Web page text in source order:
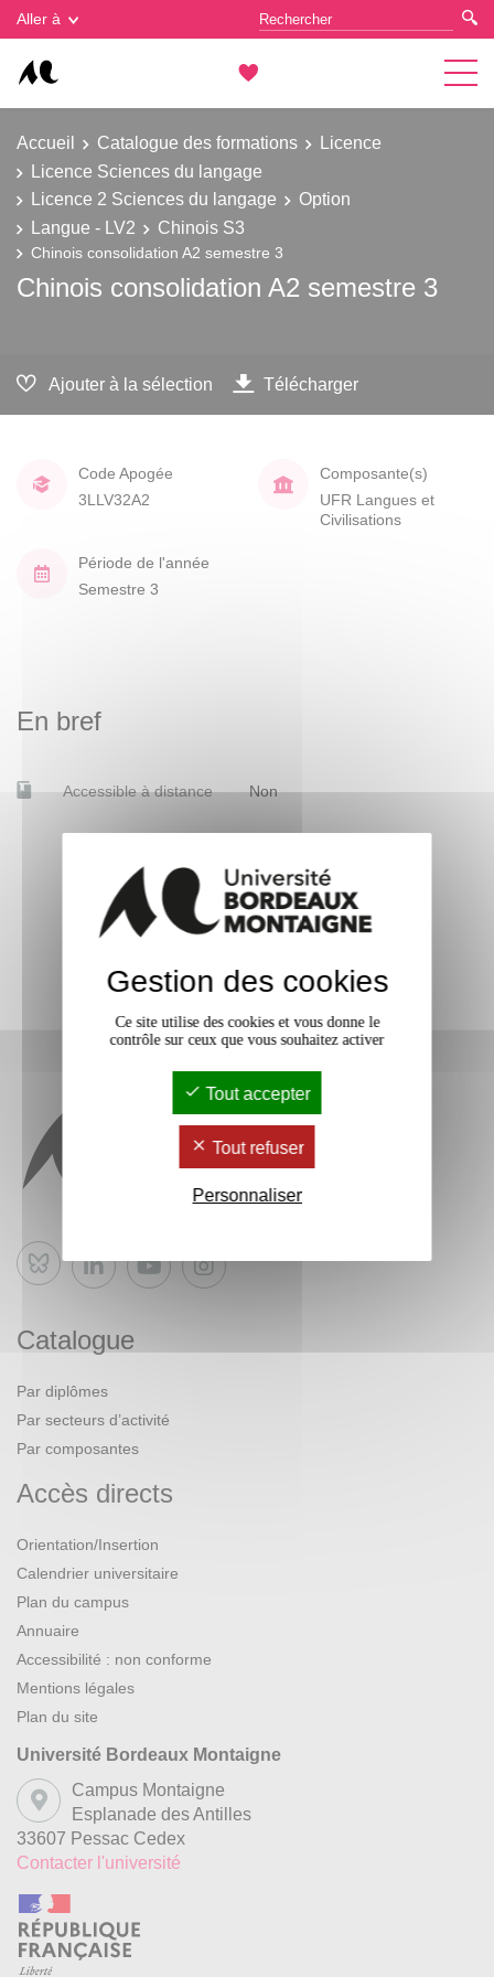
Aller à
Accueil Catalogue des formations
Licence
Licence Sciences du langage
Licence 2 Sciences du langage
Option
Langue - LV2
Chinois S3
Chinois consolidation A2 semestre 3
Chinois consolidation A2 semestre 3
Ajouter à la sélection Télécharger
Code Apogée
3LLV32A2
Composante(s)
UFR Langues et
Civilisations
Période de l'année
Semestre 3
En bref
Accessible à distance Non
Bluesky
Catalogue
Par diplômes
Par secteurs d’activité
Par composantes
Accès directs
Orientation/Insertion
Calendrier universitaire
Plan du campus
Annuaire
Accessibilité : non conforme
Mentions légales
Plan du site
Université Bordeaux Montaigne
Campus Montaigne
Esplanade des Antilles
33607 Pessac Cedex
Contacter l'université
Gestion des cookies
Gestion des cookies
Ce site utilise des cookies et vous donne le
contrôle sur ceux que vous souhaitez activer
Tout accepter
Tout refuser
Personnaliser